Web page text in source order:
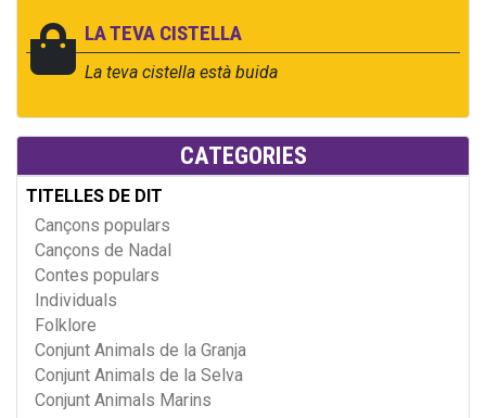
LA TEVA CISTELLA
La teva cistella està buida
CATEGORIES
TITELLES DE DIT
Cançons populars
Cançons de Nadal
Contes populars
Individuals
Folklore
Conjunt Animals de la Granja
Conjunt Animals de la Selva
Conjunt Animals Marins